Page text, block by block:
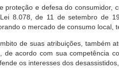
e defesa do
8.078, de 11 de setembro de
o mercado de consumo
de suas atribuições,
de acordo com sua competência
os interesses dos